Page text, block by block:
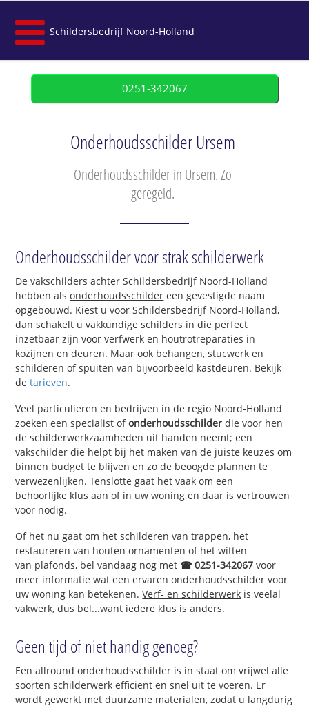
Schildersbedrijf Noord-Holland
0251-342067
Onderhoudsschilder Ursem
Onderhoudsschilder in Ursem. Zo
geregeld.
Onderhoudsschilder voor strak schilderwerk
De vakschilders achter Schildersbedrijf Noord-Holland
hebben alsonderhoudsschilder een gevestigde naam
opgebouwd. Kiest u voor Schildersbedrijf Noord-Holland,
dan schakelt u vakkundige schilders in die perfect
inzetbaar zijn voor verfwerk en houtrotreparaties in
kozijnen en deuren. Maar ook behangen, stucwerk en
schilderen of spuiten van bijvoorbeeld kastdeuren. Bekijk
detarieven.
Veel particulieren en bedrijven in de regio Noord-Holland
zoeken een specialist ofonderhoudsschilder die voor hen
de schilderwerkzaamheden uit handen neemt; een
vakschilder die helpt bij het maken van de juiste keuzes om
binnen budget te blijven en zo de beoogde plannen te
verwezenlijken. Tenslotte gaat het vaak om een
behoorlijke klus aan of in uw woning en daar is vertrouwen
voor nodig.
Of het nu gaat om het schilderen van trappen, het
restaureren van houten ornamenten of het witten
van plafonds, bel vandaag nog met ☎ 0251-342067 voor
meer informatie wat een ervaren onderhoudsschilder voor
uw woning kan betekenen.Verf- en schilderwerk is veelal
vakwerk, dus bel...want iedere klus is anders.
Geen tijd of niet handig genoeg?
Een allround onderhoudsschilder is in staat om vrijwel alle
soorten schilderwerk efficiënt en snel uit te voeren. Er
wordt gewerkt met duurzame materialen, zodat u langdurig